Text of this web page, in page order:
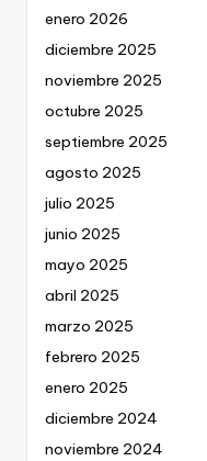
enero 2026
diciembre 2025
noviembre 2025
octubre 2025
septiembre 2025
agosto 2025
julio 2025
junio 2025
mayo 2025
abril 2025
marzo 2025
febrero 2025
enero 2025
diciembre 2024
noviembre 2024